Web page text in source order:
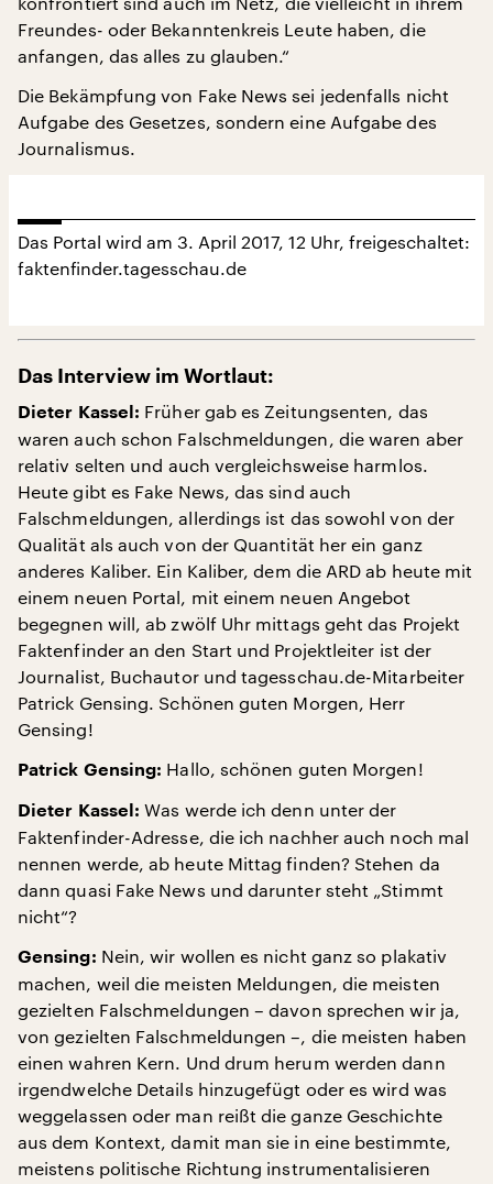
Freundes- oder Bekanntenkreis Leute haben, die
anfangen, das alles zu glauben.“
Die Bekämpfung von Fake News sei jedenfalls nicht
Aufgabe des Gesetzes, sondern eine Aufgabe des
Journalismus.
Das Portal wird am 3. April 2017, 12 Uhr, freigeschaltet:
faktenfinder.tagesschau.de
Das Interview im Wortlaut:
Dieter Kassel: Früher gab es Zeitungsenten, das
waren auch schon Falschmeldungen, die waren aber
relativ selten und auch vergleichsweise harmlos.
Heute gibt es Fake News, das sind auch
Falschmeldungen, allerdings ist das sowohl von der
Qualität als auch von der Quantität her ein ganz
anderes Kaliber. Ein Kaliber, dem die ARD ab heute mit
einem neuen Portal, mit einem neuen Angebot
begegnen will, ab zwölf Uhr mittags geht das Projekt
Faktenfinder an den Start und Projektleiter ist der
Journalist, Buchautor und tagesschau.de-Mitarbeiter
Patrick Gensing. Schönen guten Morgen, Herr
Gensing!
Patrick Gensing: Hallo, schönen guten Morgen!
Dieter Kassel: Was werde ich denn unter der
Faktenfinder-Adresse, die ich nachher auch noch mal
nennen werde, ab heute Mittag finden? Stehen da
dann quasi Fake News und darunter steht „Stimmt
nicht“?
Gensing: Nein, wir wollen es nicht ganz so plakativ
machen, weil die meisten Meldungen, die meisten
gezielten Falschmeldungen – davon sprechen wir ja,
von gezielten Falschmeldungen –, die meisten haben
einen wahren Kern. Und drum herum werden dann
irgendwelche Details hinzugefügt oder es wird was
weggelassen oder man reißt die ganze Geschichte
aus dem Kontext, damit man sie in eine bestimmte,
meistens politische Richtung instrumentalisieren